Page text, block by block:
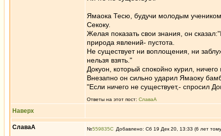
Ямаока Тесю, будучи молодым
Секоку.
Желая показать свои знания, он
природа явлений- пустота.
Не существует ни воплощения, ни
нельзя взять."
Докуон, который спокойно курил, ничего
Внезапно он сильно ударил Ямаоку
"Если ничего не существует,- спросил
Ответы на этот пост: СлаваА
Наверх
СлаваА №559835 Добавлено: Сб 19 Дек 20, 13:33 (6 лет